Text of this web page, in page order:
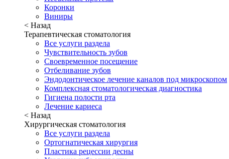
Коронки
Виниры
< Назад
Терапевтическая стоматология
Все услуги раздела
Чувствительность зубов
Своевременное посещение
Отбеливание зубов
Эндодонтическое лечение каналов под микроскопом
Комплексная стоматологическая диагностика
Гигиена полости рта
Лечение кариеса
< Назад
Хирургическая стоматология
Все услуги раздела
Ортогнатическая хирургия
Пластика рецессии десны